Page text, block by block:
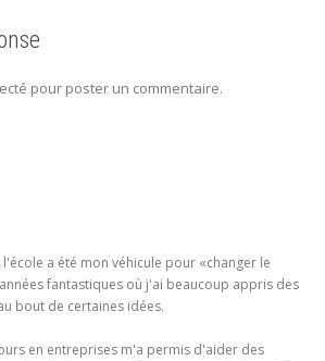
pour poster un commentaire.
a été mon véhicule pour «changer le
fantastiques où j'ai beaucoup appris des
bout de certaines idées.
en entreprises m'a permis d'aider des